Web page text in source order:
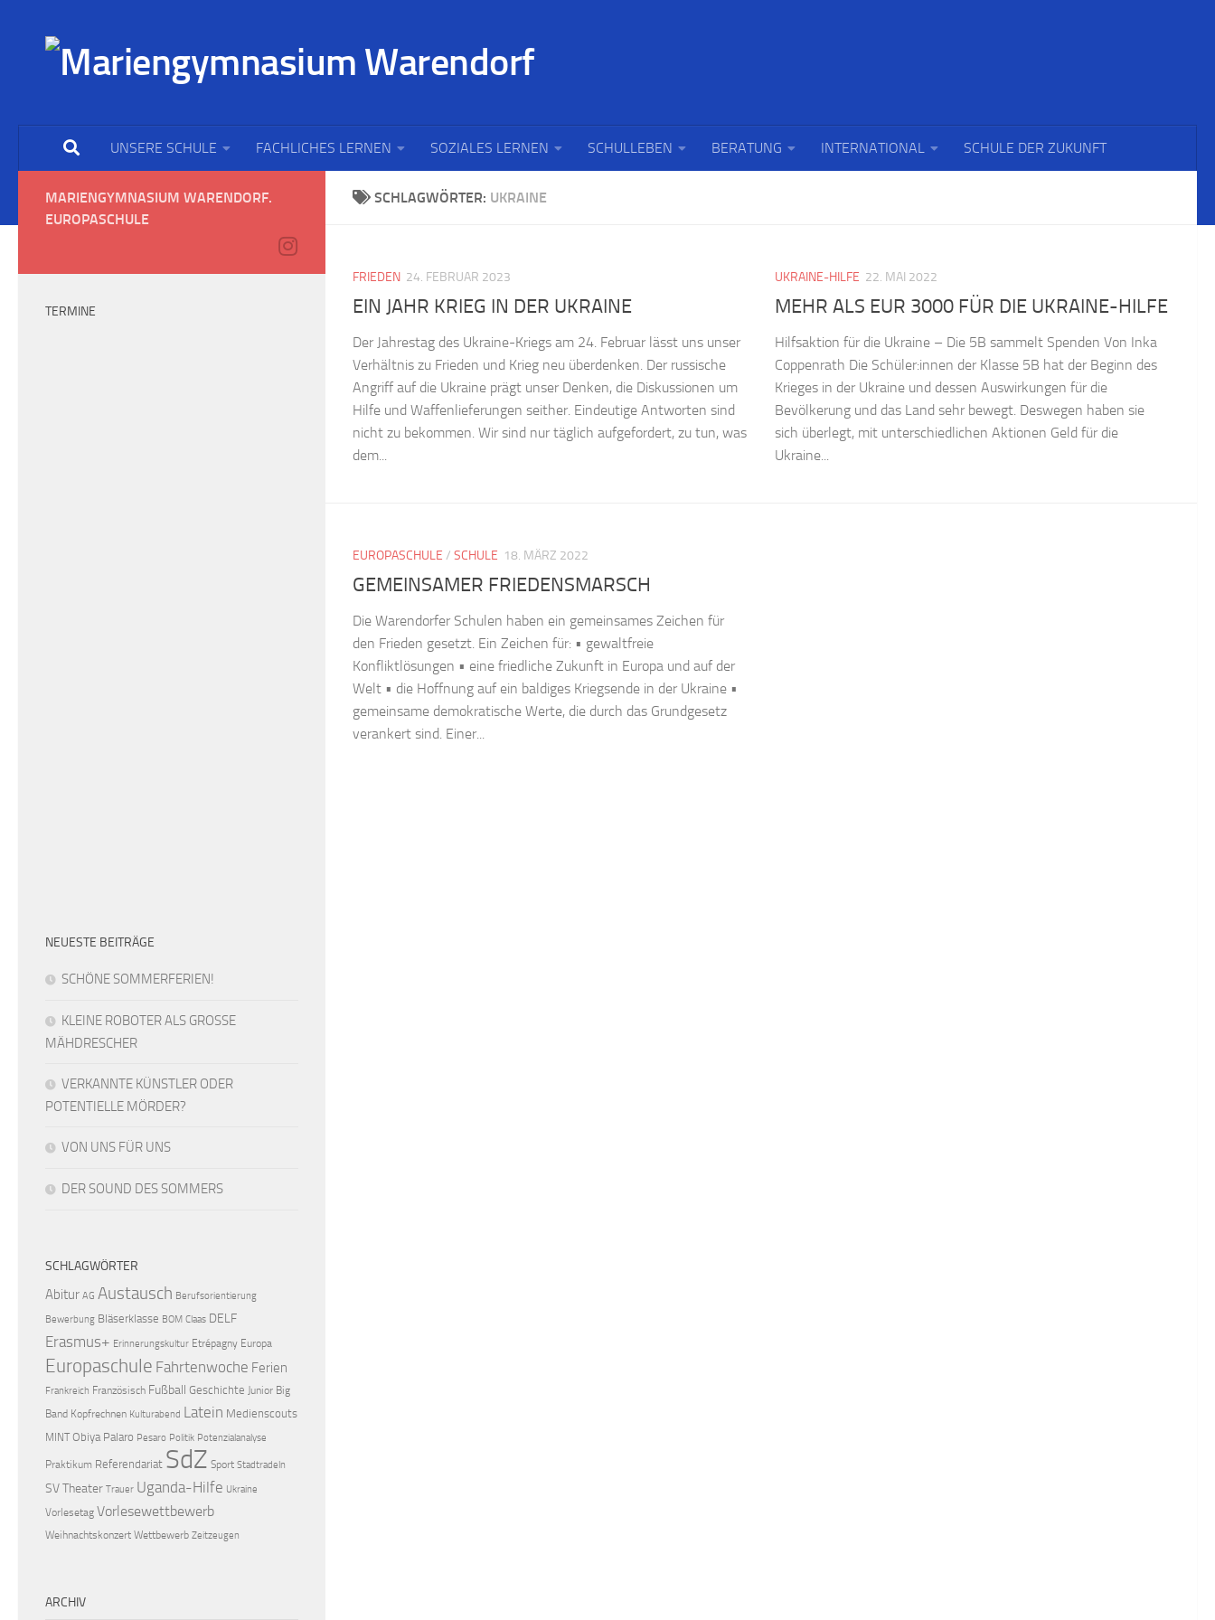
UNSERE SCHULE FACHLICHES LERNEN SOZIALES LERNEN SCHULLEBEN BERATUNG INTERNATIONAL SCHULE DER ZUKUNFT
SCHLAGWÖRTER: UKRAINE
FRIEDEN 24. FEBRUAR 2023
EIN JAHR KRIEG IN DER UKRAINE
Der Jahrestag des Ukraine-Kriegs am 24. Februar lässt uns unser
Verhältnis zu Frieden und Krieg neu überdenken. Der russische
Angriff auf die Ukraine prägt unser Denken, die Diskussionen um
Hilfe und Waffenlieferungen seither. Eindeutige Antworten sind
nicht zu bekommen. Wir sind nur täglich aufgefordert, zu tun, was
dem...
UKRAINE-HILFE 22. MAI 2022
MEHR ALS EUR 3000 FÜR DIE UKRAINE-HILFE
Hilfsaktion für die Ukraine – Die 5B sammelt Spenden Von Inka
Coppenrath Die Schüler:innen der Klasse 5B hat der Beginn des
Krieges in der Ukraine und dessen Auswirkungen für die
Bevölkerung und das Land sehr bewegt. Deswegen haben sie
sich überlegt, mit unterschiedlichen Aktionen Geld für die
Ukraine...
EUROPASCHULE / SCHULE 18. MÄRZ 2022
GEMEINSAMER FRIEDENSMARSCH
Die Warendorfer Schulen haben ein gemeinsames Zeichen für
den Frieden gesetzt. Ein Zeichen für: • gewaltfreie
Konfliktlösungen • eine friedliche Zukunft in Europa und auf der
Welt • die Hoffnung auf ein baldiges Kriegsende in der Ukraine •
gemeinsame demokratische Werte, die durch das Grundgesetz
verankert sind. Einer...
MARIENGYMNASIUM WARENDORF.
EUROPASCHULE
TERMINE
NEUESTE BEITRÄGE
SCHÖNE SOMMERFERIEN!
KLEINE ROBOTER ALS GROSSE
MÄHDRESCHER
VERKANNTE KÜNSTLER ODER
POTENTIELLE MÖRDER?
VON UNS FÜR UNS
DER SOUND DES SOMMERS
SCHLAGWÖRTER
Abitur AG Austausch Berufsorientierung
Bewerbung Bläserklasse BOM Claas DELF
Erasmus+ Erinnerungskultur Etrépagny Europa
Europaschule Fahrtenwoche Ferien
Frankreich Französisch Fußball Geschichte Junior Big
Band Kopfrechnen Kulturabend Latein Medienscouts
MINT Obiya Palaro Pesaro Politik Potenzialanalyse
Praktikum Referendariat SdZ Sport Stadtradeln
SVTheater Trauer Uganda-Hilfe Ukraine
Vorlesetag Vorlesewettbewerb
Weihnachtskonzert Wettbewerb Zeitzeugen
ARCHIV